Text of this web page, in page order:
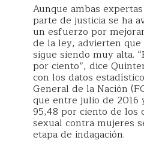
Aunque ambas
parte de justicia se ha
un esfuerzo por
de la ley, advierten
sigue siendo muy alta.
por ciento”, dice
con los datos
General de la Nación
que entre julio de 2016
95,48 por ciento de los
sexual contra mujeres
etapa de indagación.